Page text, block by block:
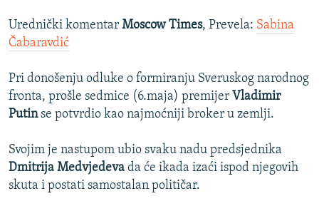
TV LIBERTY
MOJA EVROPA
TRI DECENIJE OD RATA U BIH
NASTANAK I RASPAD JUGOSLAVIJE
Sve RFE/RL stranice
Urednički komentar Moscow Times, Prevela: Sabina
Čabaravdić
Pri donošenju odluke o formiranju Sveruskog narodnog
fronta, prošle sedmice (6.maja) premijer Vladimir
Putinse potvrdio kao najmoćniji broker u zemlji.
Svojim je nastupom ubio svaku nadu predsjednika
Dmitrija Medvjedeva da će ikada izaći ispod njegovih
skuta i postati samostalan političar.